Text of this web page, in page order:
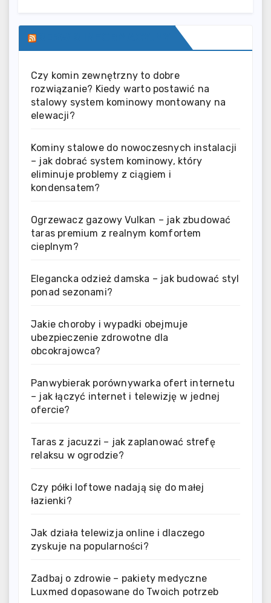
Czy komin zewnętrzny to dobre
rozwiązanie? Kiedy warto postawić na
stalowy system kominowy montowany na
elewacji?
Kominy stalowe do nowoczesnych instalacji
– jak dobrać system kominowy, który
eliminuje problemy z ciągiem i
kondensatem?
Ogrzewacz gazowy Vulkan – jak zbudować
taras premium z realnym komfortem
cieplnym?
Elegancka odzież damska – jak budować styl
ponad sezonami?
Jakie choroby i wypadki obejmuje
ubezpieczenie zdrowotne dla
obcokrajowca?
Panwybierak porównywarka ofert internetu
– jak łączyć internet i telewizję w jednej
ofercie?
Taras z jacuzzi – jak zaplanować strefę
relaksu w ogrodzie?
Czy półki loftowe nadają się do małej
łazienki?
Jak działa telewizja online i dlaczego
zyskuje na popularności?
Zadbaj o zdrowie – pakiety medyczne
Luxmed dopasowane do Twoich potrzeb